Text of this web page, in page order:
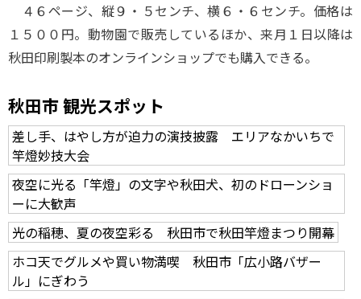
４６ページ、縦９・５センチ、横６・６センチ。価格は
１５００円。動物園で販売しているほか、来月１日以降は
秋田印刷製本のオンラインショップでも購入できる。
秋田市 観光スポット
差し手、はやし方が迫力の演技披露 エリアなかいちで
竿燈妙技大会
夜空に光る「竿燈」の文字や秋田犬、初のドローンショ
ーに大歓声
光の稲穂、夏の夜空彩る 秋田市で秋田竿燈まつり開幕
ホコ天でグルメや買い物満喫 秋田市「広小路バザー
ル」にぎわう